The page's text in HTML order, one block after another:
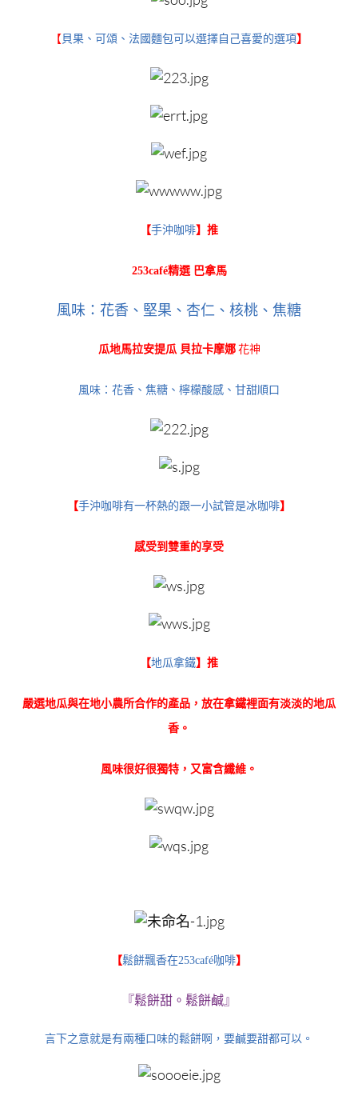
【 貝果、可頌、法國麵包可以選擇自己喜愛的選項】
【手沖咖啡】推
253café精選 巴拿馬
風味：花香、堅果、杏仁、核桃、焦糖
瓜地馬拉安提瓜 貝拉卡摩娜 花神
風味：花香、焦糖、檸檬酸感、甘甜順口
【手沖咖啡有一杯熱的跟一小試管是冰咖啡】
感受到雙重的享受
【地瓜拿鐵】推
嚴選地瓜與在地小農所合作的產品，放在拿鐵裡面有淡淡的地瓜
香。
風味很好很獨特，又富含纖維。
【鬆餅飄香在253café咖啡】
『鬆餅甜。鬆餅鹹』
言下之意就是有兩種口味的鬆餅啊，要鹹要甜都可以。